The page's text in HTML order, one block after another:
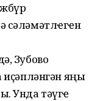
сәләмәтлҽгҽн
Зубово
яңы
Унда тәүгҽ